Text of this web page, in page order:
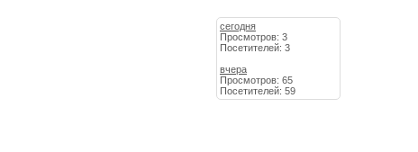
сегодня
Просмотров: 3
Посетителей: 3
вчера
Просмотров: 65
Посетителей: 59